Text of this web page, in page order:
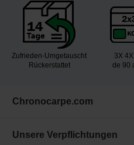
Zufrieden-Umgetauscht
Rückerstattet
3X
de 90
Chronocarpe.com
Unsere Verpflichtungen